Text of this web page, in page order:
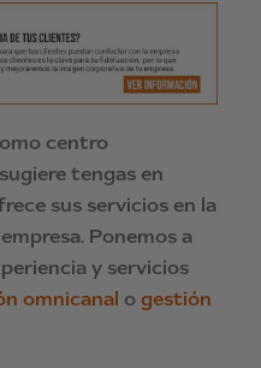
centro
tengas en
sus servicios en la
Ponemos a
y servicios
omnicanal o gestión